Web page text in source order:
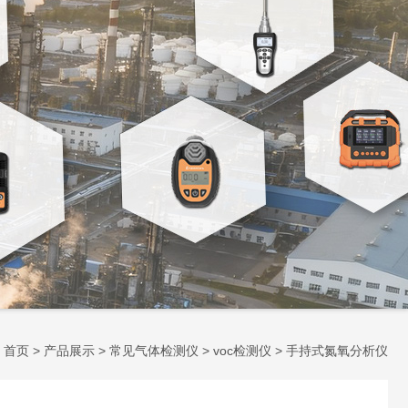
首页 > 产品展示 > 常见气体检测仪 > voc检测仪 > 手持式氮氧分析仪